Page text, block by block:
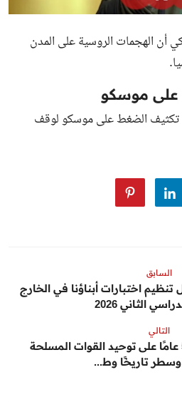
أن الهجمات الروسية على المدن
على موسكو
تكثيف الضغط على موسكو لوقف
السابق
اختبارات أبناؤنا في الخارج
الثاني 2026
التالي
بن زايد يحتفل بمرور 50 عامًا على توحيد القوات المسلحة
وسطر تاريخًا وط...